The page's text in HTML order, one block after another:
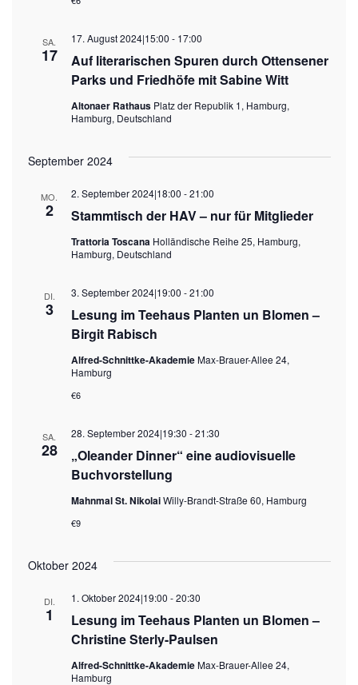
SA.
17
Auf literarischen Spuren durch Ottensener
Parks und Friedhöfe mit Sabine Witt
17. August 2024|15:00 - 17:00
Altonaer Rathaus Platz der Republik 1, Hamburg,
Hamburg, Deutschland
September 2024
MO.
2 Stammtisch der HAV – nur für Mitglieder
2. September 2024|18:00 -21:00
Trattoria Toscana Holländische Reihe 25, Hamburg,
Hamburg, Deutschland
DI.
3
Lesung im Teehaus Planten un Blomen –
Birgit Rabisch
3. September 2024|19:00 -21:00
Alfred-Schnittke-AkademieMax-Brauer-Allee 24,
Hamburg
€6
SA.
28
„Oleander Dinner“ eine audiovisuelle
Buchvorstellung
28. September 2024|19:30 -21:30
Mahnmal St. NikolaiWilly-Brandt-Straße 60, Hamburg
€9
Oktober 2024
DI.
1
Lesung im Teehaus Planten un Blomen –
Christine Sterly-Paulsen
1. Oktober 2024|19:00 -20:30
Alfred-Schnittke-AkademieMax-Brauer-Allee 24,
Hamburg